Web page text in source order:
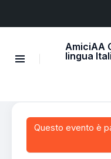
AmiciAA
lingua
Questo evento è